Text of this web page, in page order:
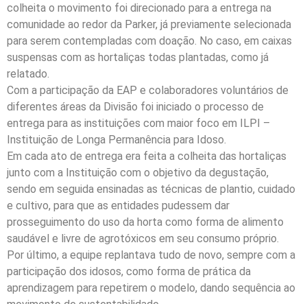
colheita o movimento foi direcionado para a entrega na
comunidade ao redor da Parker, já previamente selecionada
para serem contempladas com doação. No caso, em caixas
suspensas com as hortaliças todas plantadas, como já
relatado.
Com a participação da EAP e colaboradores voluntários de
diferentes áreas da Divisão foi iniciado o processo de
entrega para as instituições com maior foco em ILPI –
Instituição de Longa Permanência para Idoso.
Em cada ato de entrega era feita a colheita das hortaliças
junto com a Instituição com o objetivo da degustação,
sendo em seguida ensinadas as técnicas de plantio, cuidado
e cultivo, para que as entidades pudessem dar
prosseguimento do uso da horta como forma de alimento
saudável e livre de agrotóxicos em seu consumo próprio.
Por último, a equipe replantava tudo de novo, sempre com a
participação dos idosos, como forma de prática da
aprendizagem para repetirem o modelo, dando sequência ao